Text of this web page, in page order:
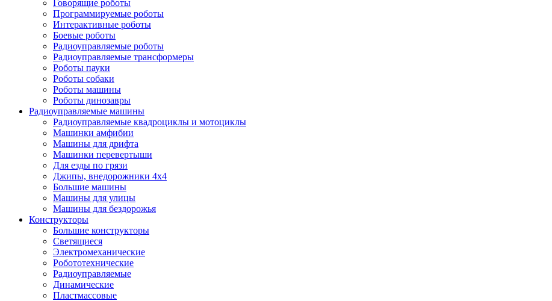
Говорящие роботы
Программируемые роботы
Интерактивные роботы
Боевые роботы
Радиоуправляемые роботы
Радиоуправляемые трансформеры
Роботы пауки
Роботы собаки
Роботы машины
Роботы динозавры
Радиоуправляемые машины
Радиоуправляемые квадроциклы и мотоциклы
Машинки амфибии
Машины для дрифта
Машинки перевертыши
Для езды по грязи
Джипы, внедорожники 4x4
Большие машины
Машины для улицы
Машины для бездорожья
Конструкторы
Большие конструкторы
Светящиеся
Электромеханические
Робототехнические
Радиоуправляемые
Динамические
Пластмассовые